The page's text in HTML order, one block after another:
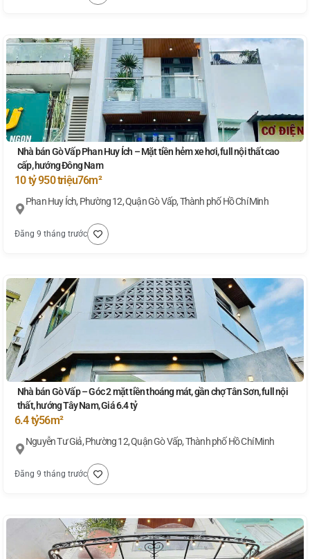
Nhà bán Gò Vấp Phan Huy Ích – Mặt tiền hẻm xe hơi, full nội thất cao
cấp, hướng Đông Nam
10 tỷ 950 triệu76m²
Phan Huy Ích, Phường 12, Quận Gò Vấp, Thành phố Hồ Chí Minh
Đăng 9 tháng trước
Nhà bán Gò Vấp – Góc 2 mặt tiền thoáng mát, gần chợ Tân Sơn, full nội
thất, hướng Tây Nam, Giá 6.4 tỷ
6.4 tỷ56m²
Nguyễn Tư Giả, Phường 12, Quận Gò Vấp, Thành phố Hồ Chí Minh
Đăng 9 tháng trước